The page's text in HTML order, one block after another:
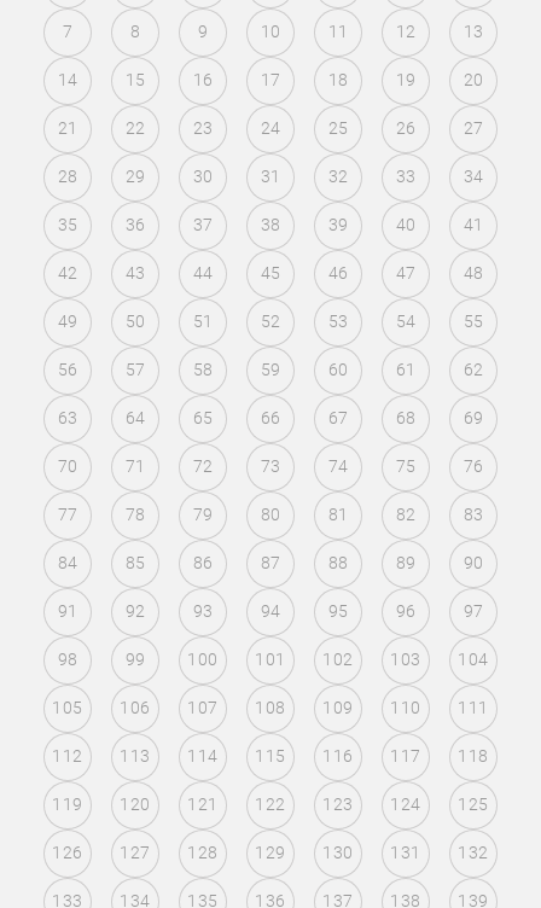
7 8 9 10 11 12 13
14 15 16 17 18 19 20
21 22 23 24 25 26 27
28 29 30 31 32 33 34
35 36 37 38 39 40 41
42 43 44 45 46 47 48
49 50 51 52 53 54 55
56 57 58 59 60 61 62
63 64 65 66 67 68 69
70 71 72 73 74 75 76
77 78 79 80 81 82 83
84 85 86 87 88 89 90
91 92 93 94 95 96 97
98 99 100 101 102 103 104
105 106 107 108 109 110 111
112 113 114 115 116 117 118
119 120 121 122 123 124 125
126 127 128 129 130 131 132
133 134 135 136 137 138 139